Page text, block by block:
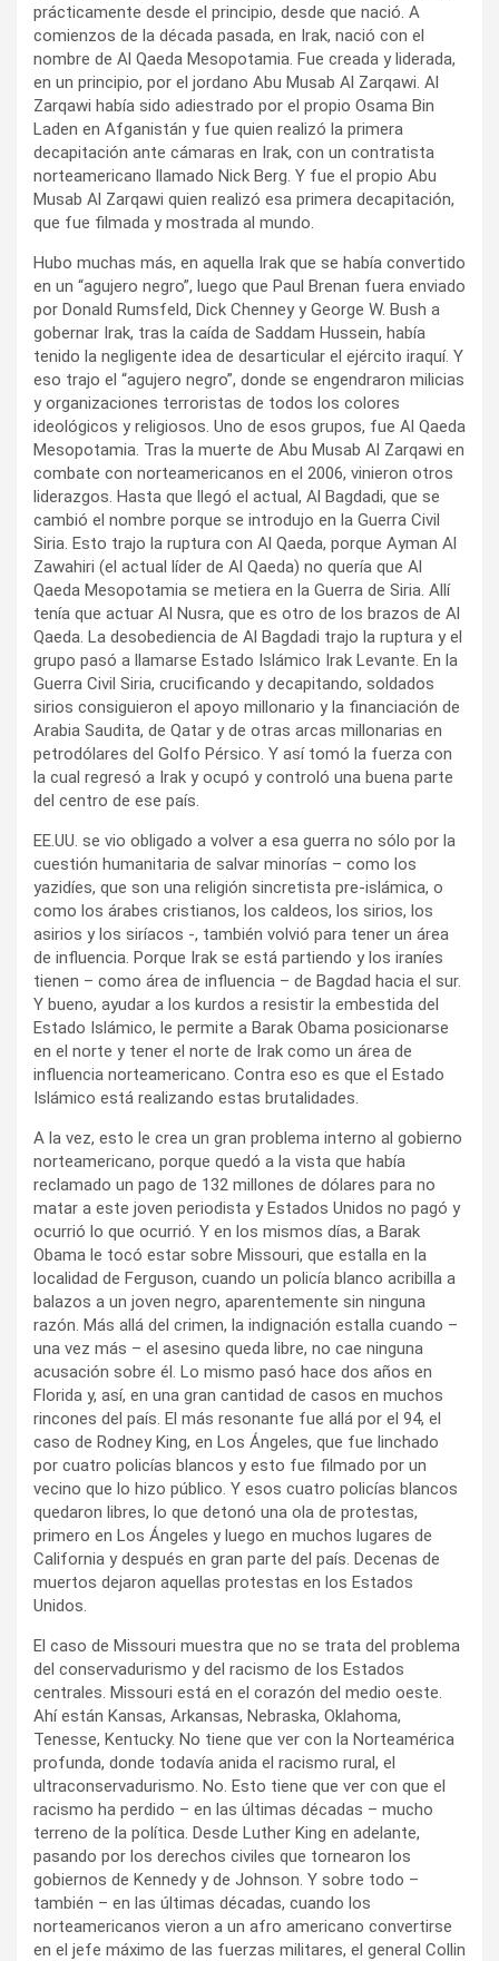
prácticamente desde el principio, desde que nació. A
comienzos de la década pasada, en Irak, nació con el
nombre de Al Qaeda Mesopotamia. Fue creada y liderada,
en un principio, por el jordano Abu Musab Al Zarqawi. Al
Zarqawi había sido adiestrado por el propio Osama Bin
Laden en Afganistán y fue quien realizó la primera
decapitación ante cámaras en Irak, con un contratista
norteamericano llamado Nick Berg. Y fue el propio Abu
Musab Al Zarqawi quien realizó esa primera decapitación,
que fue filmada y mostrada al mundo.
Hubo muchas más, en aquella Irak que se había convertido
en un “agujero negro”, luego que Paul Brenan fuera enviado
por Donald Rumsfeld, Dick Chenney y George W. Bush a
gobernar Irak, tras la caída de Saddam Hussein, había
tenido la negligente idea de desarticular el ejército iraquí. Y
eso trajo el “agujero negro”, donde se engendraron milicias
y organizaciones terroristas de todos los colores
ideológicos y religiosos. Uno de esos grupos, fue Al Qaeda
Mesopotamia. Tras la muerte de Abu Musab Al Zarqawi en
combate con norteamericanos en el 2006, vinieron otros
liderazgos. Hasta que llegó el actual, Al Bagdadi, que se
cambió el nombre porque se introdujo en la Guerra Civil
Siria. Esto trajo la ruptura con Al Qaeda, porque Ayman Al
Zawahiri (el actual líder de Al Qaeda) no quería que Al
Qaeda Mesopotamia se metiera en la Guerra de Siria. Allí
tenía que actuar Al Nusra, que es otro de los brazos de Al
Qaeda. La desobediencia de Al Bagdadi trajo la ruptura y el
grupo pasó a llamarse Estado Islámico Irak Levante. En la
Guerra Civil Siria, crucificando y decapitando, soldados
sirios consiguieron el apoyo millonario y la financiación de
Arabia Saudita, de Qatar y de otras arcas millonarias en
petrodólares del Golfo Pérsico. Y así tomó la fuerza con
la cual regresó a Irak y ocupó y controló una buena parte
del centro de ese país.
EE.UU. se vio obligado a volver a esa guerra no sólo por la
cuestión humanitaria de salvar minorías – como los
yazidíes, que son una religión sincretista pre-islámica, o
como los árabes cristianos, los caldeos, los sirios, los
asirios y los siríacos -, también volvió para tener un área
de influencia. Porque Irak se está partiendo y los iraníes
tienen – como área de influencia – de Bagdad hacia el sur.
Y bueno, ayudar a los kurdos a resistir la embestida del
Estado Islámico, le permite a Barak Obama posicionarse
en el norte y tener el norte de Irak como un área de
influencia norteamericano. Contra eso es que el Estado
Islámico está realizando estas brutalidades.
A la vez, esto le crea un gran problema interno al gobierno
norteamericano, porque quedó a la vista que había
reclamado un pago de 132 millones de dólares para no
matar a este joven periodista y Estados Unidos no pagó y
ocurrió lo que ocurrió. Y en los mismos días, a Barak
Obama le tocó estar sobre Missouri, que estalla en la
localidad de Ferguson, cuando un policía blanco acribilla a
balazos a un joven negro, aparentemente sin ninguna
razón. Más allá del crimen, la indignación estalla cuando –
una vez más – el asesino queda libre, no cae ninguna
acusación sobre él. Lo mismo pasó hace dos años en
Florida y, así, en una gran cantidad de casos en muchos
rincones del país. El más resonante fue allá por el 94, el
caso de Rodney King, en Los Ángeles, que fue linchado
por cuatro policías blancos y esto fue filmado por un
vecino que lo hizo público. Y esos cuatro policías blancos
quedaron libres, lo que detonó una ola de protestas,
primero en Los Ángeles y luego en muchos lugares de
California y después en gran parte del país. Decenas de
muertos dejaron aquellas protestas en los Estados
Unidos.
El caso de Missouri muestra que no se trata del problema
del conservadurismo y del racismo de los Estados
centrales. Missouri está en el corazón del medio oeste.
Ahí están Kansas, Arkansas, Nebraska, Oklahoma,
Tenesse, Kentucky. No tiene que ver con la Norteamérica
profunda, donde todavía anida el racismo rural, el
ultraconservadurismo. No. Esto tiene que ver con que el
racismo ha perdido – en las últimas décadas – mucho
terreno de la política. Desde Luther King en adelante,
pasando por los derechos civiles que tornearon los
gobiernos de Kennedy y de Johnson. Y sobre todo –
también – en las últimas décadas, cuando los
norteamericanos vieron a un afro americano convertirse
en el jefe máximo de las fuerzas militares, el general Collin